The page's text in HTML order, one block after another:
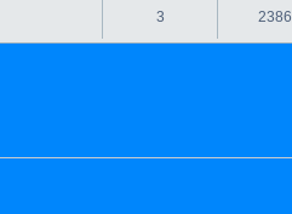
3 2386